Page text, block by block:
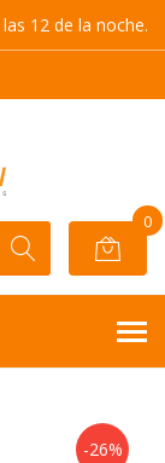
12 de la noche.
0
-26%